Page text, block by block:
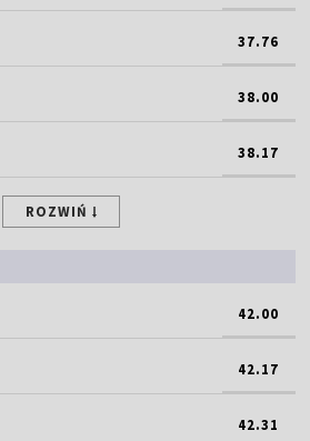
37.76
38.00
38.17
ROZWIŃ
42.00
42.17
42.31